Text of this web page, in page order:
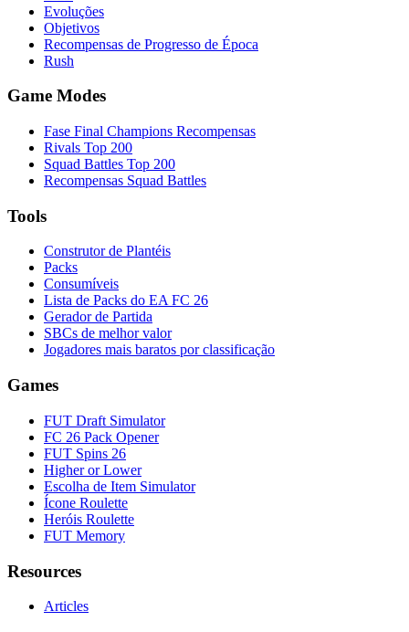
Evoluções
Objetivos
Recompensas de Progresso de Época
Rush
Game Modes
Fase Final Champions Recompensas
Rivals Top 200
Squad Battles Top 200
Recompensas Squad Battles
Tools
Construtor de Plantéis
Packs
Consumíveis
Lista de Packs do EA FC 26
Gerador de Partida
SBCs de melhor valor
Jogadores mais baratos por classificação
Games
FUT Draft Simulator
FC 26 Pack Opener
FUT Spins 26
Higher or Lower
Escolha de Item Simulator
Ícone Roulette
Heróis Roulette
FUT Memory
Resources
Articles